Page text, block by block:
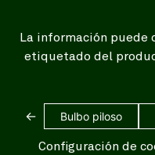
La información puede
etiquetado del
← Bulbo piloso
Configuración de